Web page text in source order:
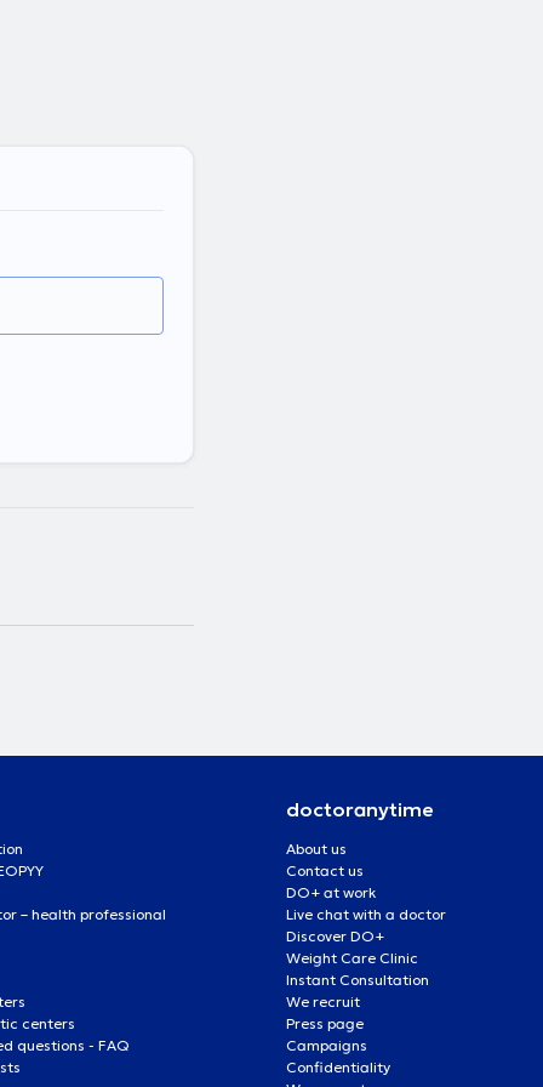
– health professional
centers
questions - FAQ
doctoranytime
About us
Contact us
DO+ at work
Live chat with a doctor
Discover DO+
Weight Care Clinic
Instant Consultation
We recruit
Press page
Campaigns
Confidentiality